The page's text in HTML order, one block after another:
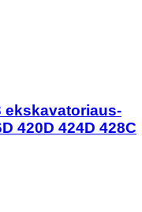
ekskavatoriaus-
420D 424D 428C